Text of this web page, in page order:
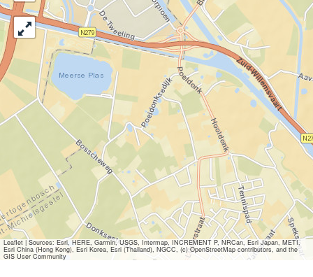
Leaflet|Sources: Esri, HERE, Garmin, USGS, Intermap, INCREMENT P, NRCan, Esri Japan, METI,
Esri China (Hong Kong), Esri Korea, Esri (Thailand), NGCC, (c) OpenStreetMap contributors, and the
GIS User Community